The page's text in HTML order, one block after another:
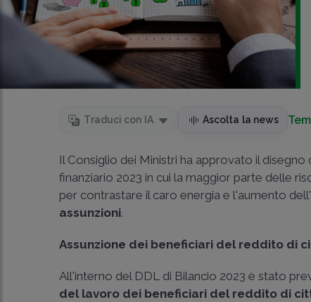
Traduci con IA Ascolta la news
Il Consiglio dei Ministri ha approvato il
finanziario 2023 in cui la maggior parte delle
per contrastare il caro energia e l'aumento
assunzioni.
Assunzione dei beneficiari del reddito di
All'interno del DDL di Bilancio 2023 è stato
del lavoro dei beneficiari del reddito di